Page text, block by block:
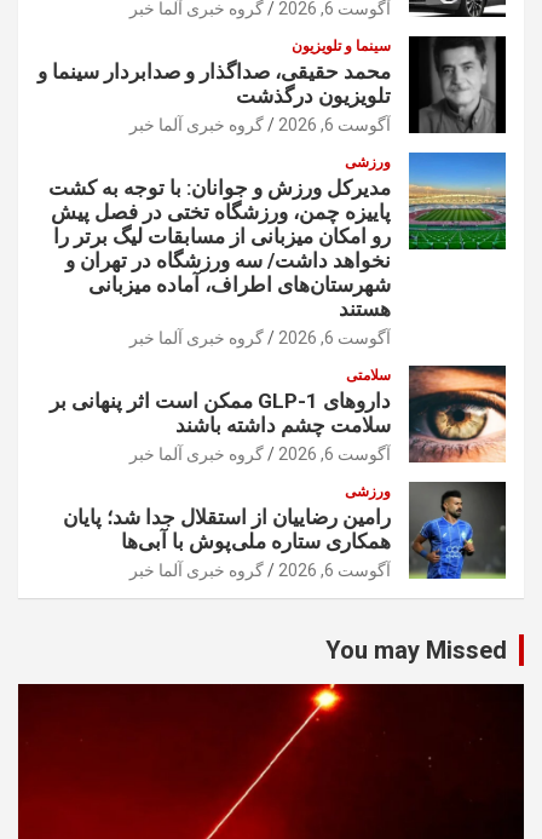
آگوست 6, 2026 گروه خبری آلما خبر
سینما و تلویزیون
محمد حقیقی، صداگذار و صدابردار سینما و
تلویزیون درگذشت
آگوست 6, 2026 گروه خبری آلما خبر
ورزشی
مدیرکل ورزش و جوانان: با توجه به کشت
پاییزه چمن، ورزشگاه تختی در فصل پیش
رو امکان میزبانی از مسابقات لیگ برتر را
نخواهد داشت/ سه ورزشگاه در تهران و
شهرستان‌های اطراف، آماده میزبانی
هستند
آگوست 6, 2026 گروه خبری آلما خبر
سلامتی
داروهای GLP-1 ممکن است اثر پنهانی بر
سلامت چشم داشته باشند
آگوست 6, 2026 گروه خبری آلما خبر
ورزشی
رامین رضاییان از استقلال جدا شد؛ پایان
همکاری ستاره ملی‌پوش با آبی‌ها
آگوست 6, 2026 گروه خبری آلما خبر
You may Missed